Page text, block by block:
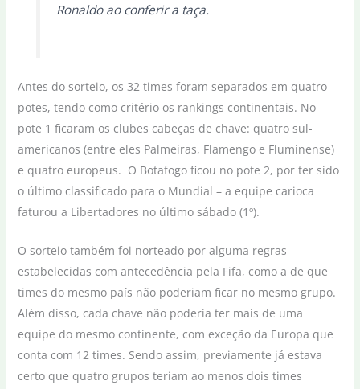
Ronaldo ao conferir a taça.
Antes do sorteio, os 32 times foram separados em quatro
potes, tendo como critério os rankings continentais. No
pote 1 ficaram os clubes cabeças de chave: quatro sul-
americanos (entre eles Palmeiras, Flamengo e Fluminense)
e quatro europeus. O Botafogo ficou no pote 2, por ter sido
o último classificado para o Mundial – a equipe carioca
faturou a Libertadores no último sábado (1º).
O sorteio também foi norteado por alguma regras
estabelecidas com antecedência pela Fifa, como a de que
times do mesmo país não poderiam ficar no mesmo grupo.
Além disso, cada chave não poderia ter mais de uma
equipe do mesmo continente, com exceção da Europa que
conta com 12 times. Sendo assim, previamente já estava
certo que quatro grupos teriam ao menos dois times